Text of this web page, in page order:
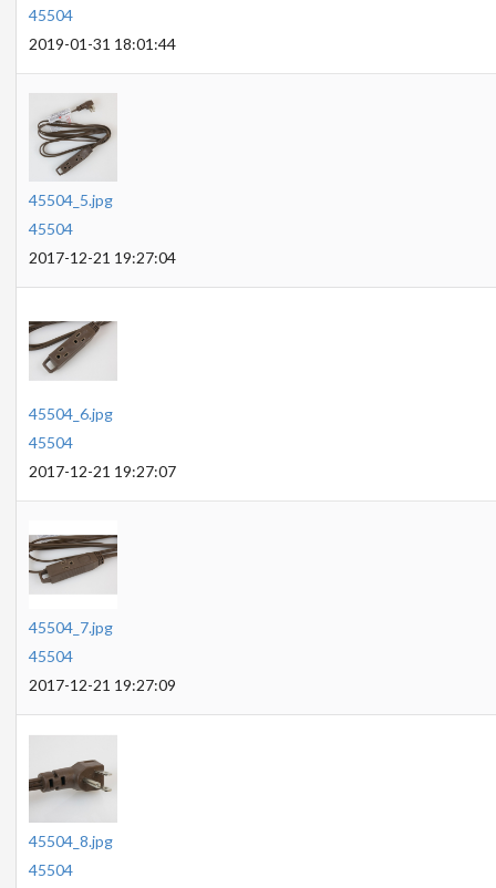
45504
2019-01-31 18:01:44
45504_5.jpg
45504
2017-12-21 19:27:04
45504_6.jpg
45504
2017-12-21 19:27:07
45504_7.jpg
45504
2017-12-21 19:27:09
45504_8.jpg
45504